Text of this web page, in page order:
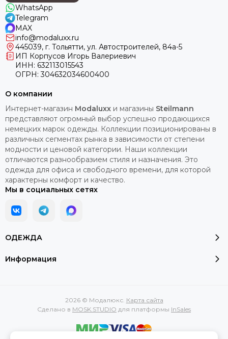
WhatsApp
Telegram
MAX
info@modaluxx.ru
445039, г. Тольятти, ул. Автостроителей, 84а-5
ИП Корпусов Игорь Валериевич
ИНН: 632113015543
ОГРН: 304632034600400
ОДЕЖДА
Информация
О компании
Интернет-магазин Modaluxx и магазины Steilmann
представляют огромный выбор успешно продающихся
немецких марок одежды. Коллекции позиционированы в
различных сегментах рынка в зависимости от степени
модности и ценовой категории. Наши коллекции
отличаются разнообразием стиля и назначения. Это
одежда для офиса и свободного времени, для которой
характерны комфорт и качество.
Мы в социальных сетях
2026 © Модалюкс. Карта сайта
Сделано в MOSK.STUDIO для платформы InSales